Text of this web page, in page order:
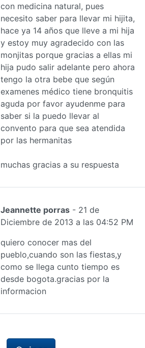
con medicina natural, pues
necesito saber para llevar mi hijita,
hace ya 14 años que lleve a mi hija
y estoy muy agradecido con las
monjitas porque gracias a ellas mi
hija pudo salir adelante pero ahora
tengo la otra bebe que según
examenes médico tiene bronquitis
aguda por favor ayudenme para
saber si la puedo llevar al
convento para que sea atendida
por las hermanitas
muchas gracias a su respuesta
Jeannette porras - 21 de
Diciembre de 2013 a las 04:52 PM
quiero conocer mas del
pueblo,cuando son las fiestas,y
como se llega cunto tiempo es
desde bogota.gracias por la
informacion